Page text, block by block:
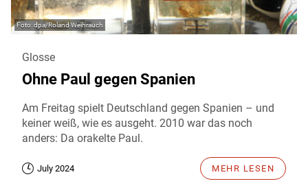
dpa/Roland Weihrauch
Glosse
Ohne Paul gegen Spanien
Am Freitag spielt Deutschland gegen Spanien – und
keiner weiß, wie es ausgeht. 2010 war das noch
anders: Da orakelte Paul.
July 2024 MEHR LESEN